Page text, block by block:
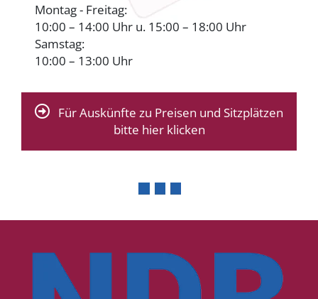
Montag - Freitag:
10:00 – 14:00 Uhr u. 15:00 – 18:00 Uhr
Samstag:
10:00 – 13:00 Uhr
Für Auskünfte zu Preisen und Sitzplätzen
bitte hier klicken